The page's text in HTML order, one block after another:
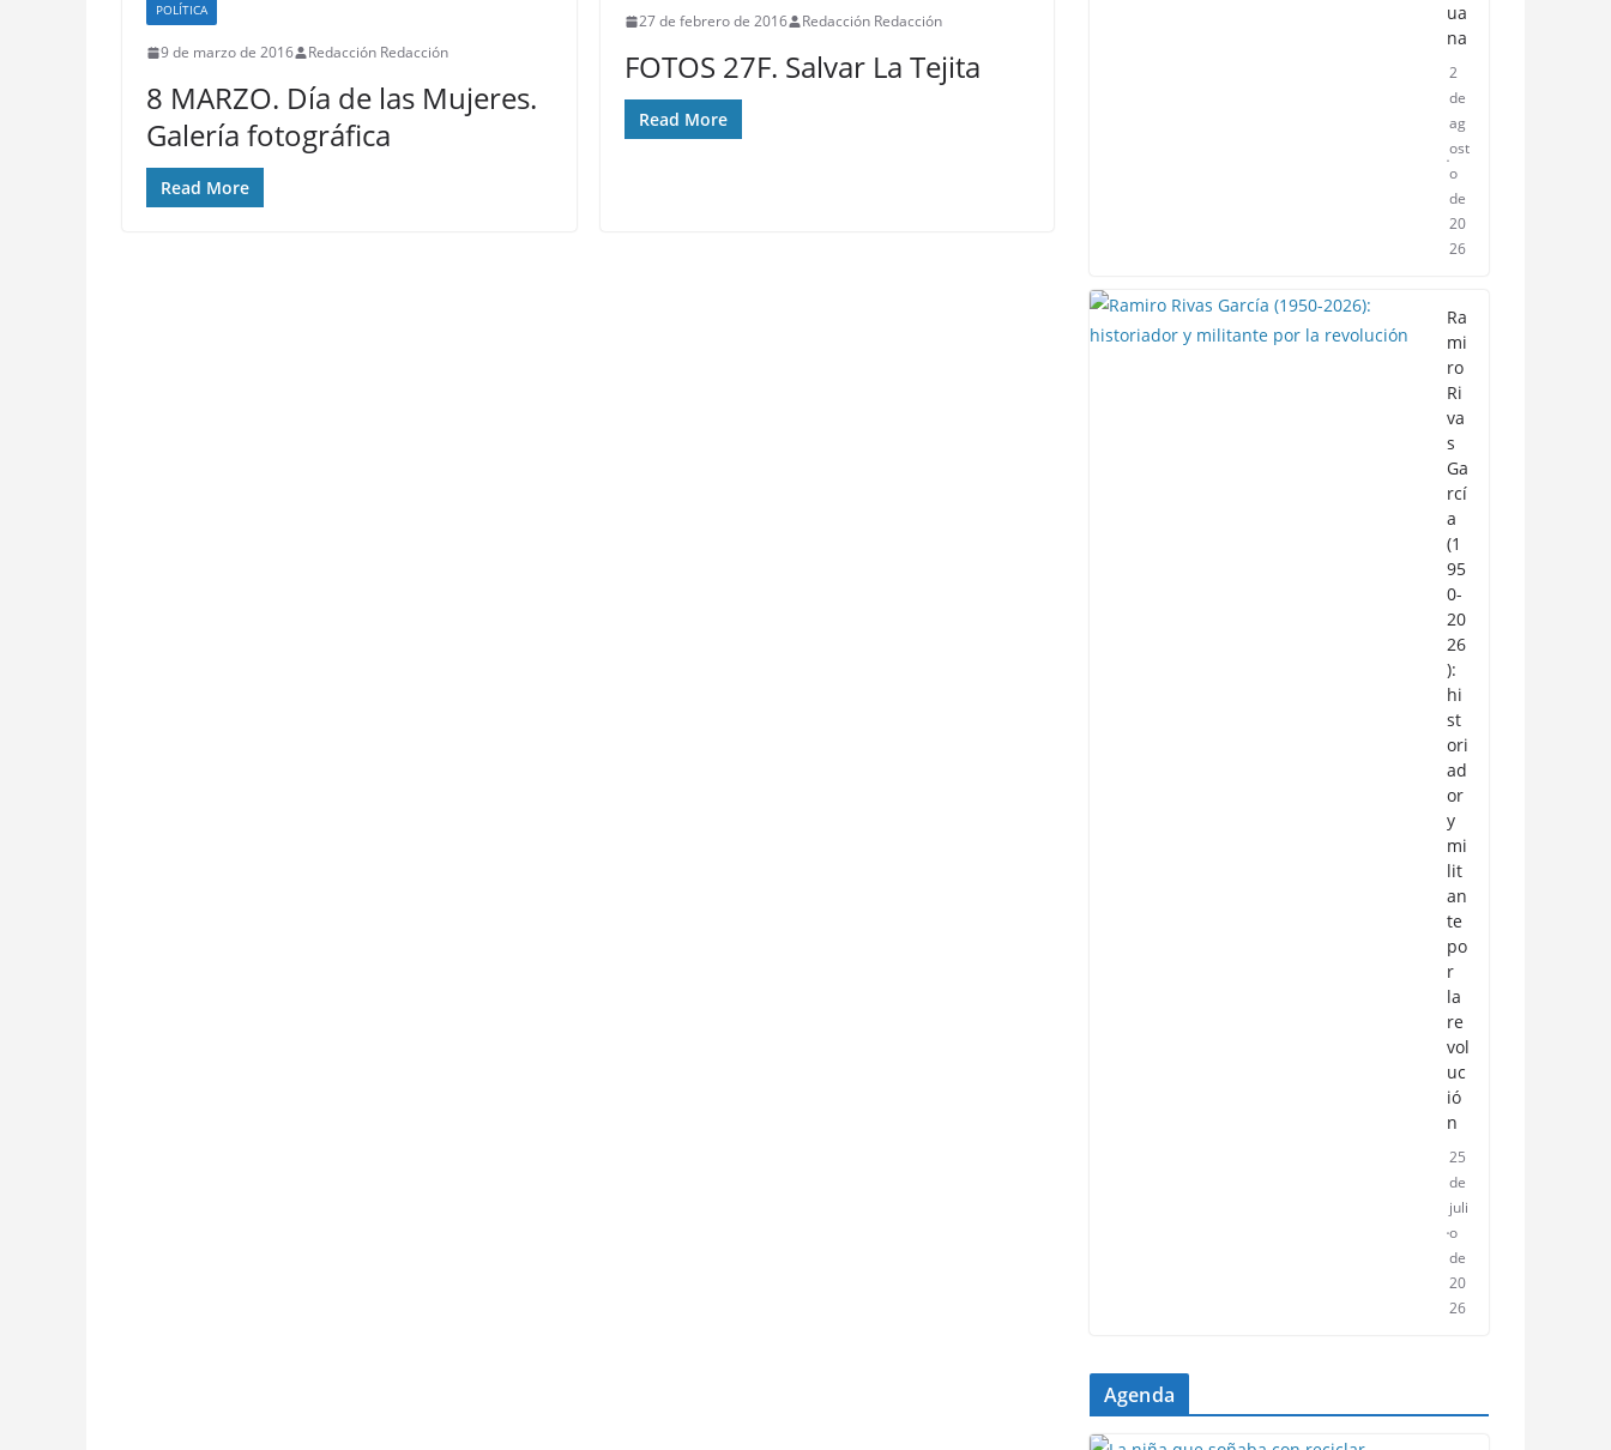
POLÍTICA
9 de marzo de 2016 Redacción Redacción
8 MARZO. Día de las Mujeres.
Galería fotográfica
Read More
27 de febrero de 2016 Redacción Redacción
FOTOS 27F. Salvar La Tejita
Read More
ua
na
2
de
ag
ost
o
de
20
26
Ra
mi
ro
Ri
va
s
Ga
rcí
a
(1
95
0-
20
26
):
hi
st
ori
ad
or
y
mi
lit
an
te
po
r
la
re
vol
uc
ió
n
25
de
juli
o
de
20
26
Agenda